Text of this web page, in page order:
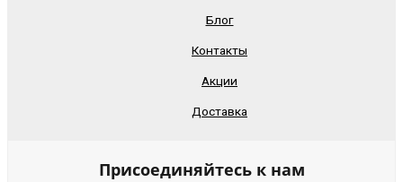
Блог
Контакты
Акции
Доставка
Присоединяйтесь к нам